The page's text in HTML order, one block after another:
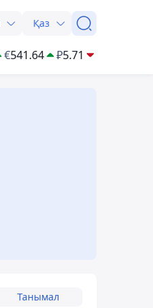
Қаз
€541.64 ₽5.71
Танымал